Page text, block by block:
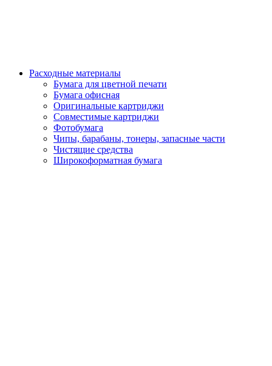
Расходные материалы
Бумага для цветной печати
Бумага офисная
Оригинальные картриджи
Совместимые картриджи
Фотобумага
Чипы, барабаны, тонеры, запасные части
Чистящие средства
Широкоформатная бумага